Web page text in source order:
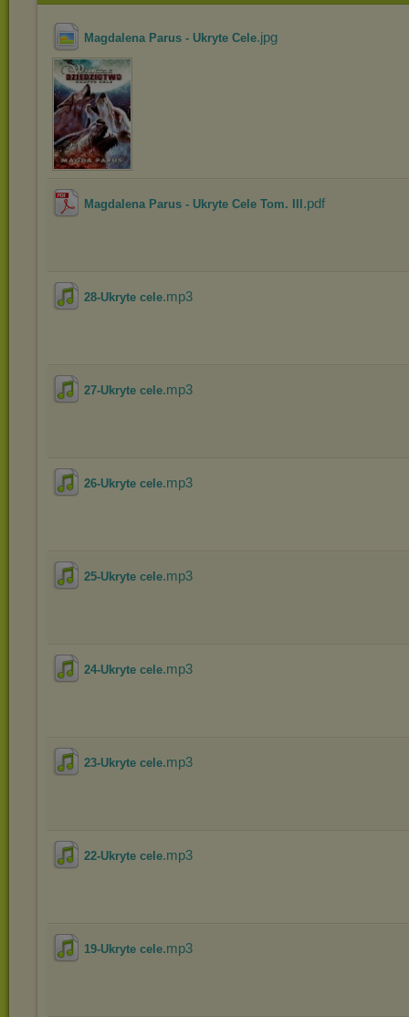
Magdalena Parus - Ukryte Cele.jpg
Magdalena Parus - Ukryte Cele Tom. III .pdf
28-Ukryte cele.mp3
27-Ukryte cele.mp3
26-Ukryte cele.mp3
25-Ukryte cele.mp3
24-Ukryte cele.mp3
23-Ukryte cele.mp3
22-Ukryte cele.mp3
19-Ukryte cele.mp3